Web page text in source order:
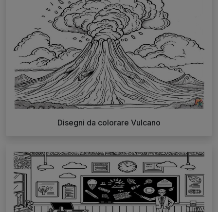
Disegni da colorare Vulcano